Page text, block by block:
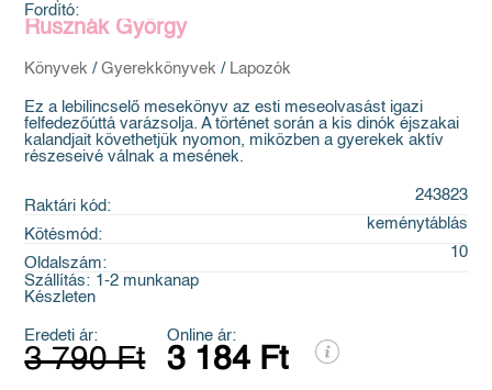
Fordító:
Rusznák György
Könyvek / Gyerekkönyvek / Lapozók
Ez a lebilincselő mesekönyv az esti meseolvasást igazi
felfedezőúttá varázsolja. A történet során a kis dinók éjszakai
kalandjait követhetjük nyomon, miközben a gyerekek aktív
részeseivé válnak a mesének.
Raktári kód:
243823
Kötésmód:
keménytáblás
Oldalszám:
10
Szállítás: 1-2 munkanap
Készleten
Eredeti ár:
3 790 Ft
Online ár:
3 184 Ft